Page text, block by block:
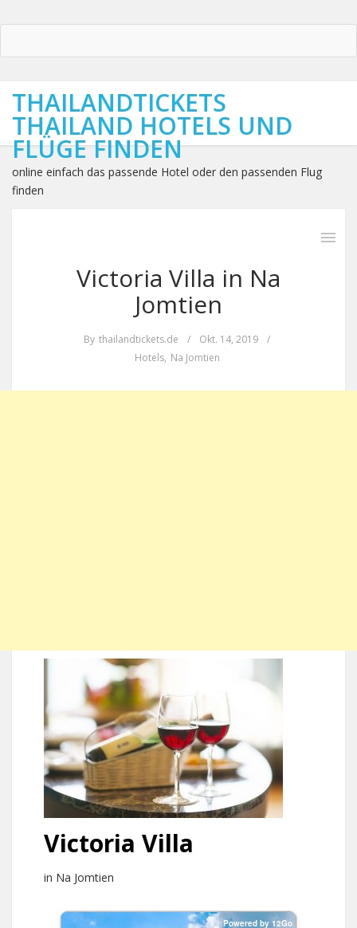
THAILANDTICKETS
THAILAND HOTELS UND
FLÜGE FINDEN
online einfach das passende Hotel oder den passenden Flug
finden
Victoria Villa in Na
Jomtien
By thailandtickets.de / Okt. 14, 2019
/
Hotels, Na Jomtien
Victoria Villa
in Na Jomtien